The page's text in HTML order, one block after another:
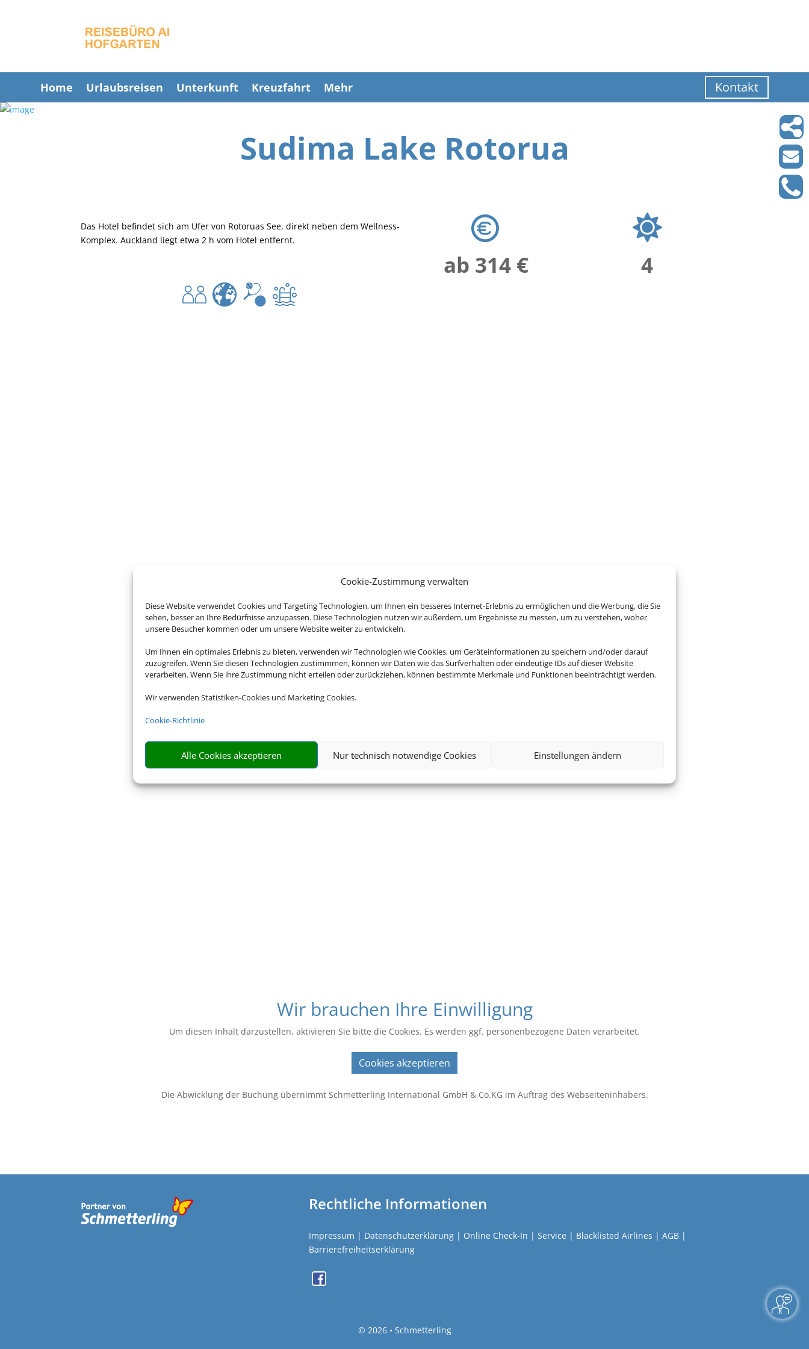
Cookie-Zustimmung verwalten
Diese Website verwendet Cookies und Targeting Technologien, um Ihnen ein besseres Internet-Erlebnis zu ermöglichen und die Werbung, die Sie
sehen, besser an Ihre Bedürfnisse anzupassen. Diese Technologien nutzen wir außerdem, um Ergebnisse zu messen, um zu verstehen, woher
unsere Besucher kommen oder um unsere Website weiter zu entwickeln.
Um Ihnen ein optimales Erlebnis zu bieten, verwenden wir Technologien wie Cookies, um Geräteinformationen zu speichern und/oder darauf
zuzugreifen. Wenn Sie diesen Technologien zustimmmen, können wir Daten wie das Surfverhalten oder eindeutige IDs auf dieser Website
verarbeiten. Wenn Sie ihre Zustimmung nicht erteilen oder zurückziehen, können bestimmte Merkmale und Funktionen beeinträchtigt werden.
Wir verwenden Statistiken-Cookies und Marketing Cookies.
Cookie-Richtlinie
Alle Cookies akzeptieren Nur technisch notwendige Cookies Einstellungen ändern
Home Urlaubsreisen Unterkunft Kreuzfahrt Mehr Kontakt
Sudima Lake Rotorua
Das Hotel befindet sich am Ufer von Rotoruas See, direkt neben dem Wellness-
Komplex. Auckland liegt etwa 2 h vom Hotel entfernt.
ab 314 € 4
Wir brauchen Ihre Einwilligung
Um diesen Inhalt darzustellen, aktivieren Sie bitte die Cookies. Es werden ggf. personenbezogene Daten verarbeitet.
Cookies akzeptieren
Die Abwicklung der Buchung übernimmt Schmetterling International GmbH & Co.KG im Auftrag des Webseiteninhabers.
Rechtliche Informationen
Impressum | Datenschutzerklärung| Online Check-In | Service | Blacklisted Airlines | AGB|
Barrierefreiheitserklärung
© 2026 • Schmetterling